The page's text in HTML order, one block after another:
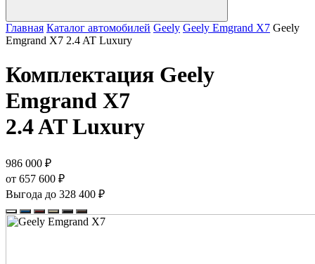
Главная Каталог автомобилей Geely Geely Emgrand X7 Geely
Emgrand X7 2.4 AT Luxury
Комплектация Geely
Emgrand X7
2.4 AT Luxury
986 000 ₽
от 657 600 ₽
Выгода до 328 400 ₽